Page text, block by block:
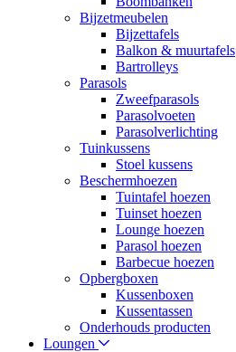
Bijzetmeubelen
Bijzettafels
Balkon & muurtafels
Bartrolleys
Parasols
Zweefparasols
Parasolvoeten
Parasolverlichting
Tuinkussens
Stoel kussens
Beschermhoezen
Tuintafel hoezen
Tuinset hoezen
Lounge hoezen
Parasol hoezen
Barbecue hoezen
Opbergboxen
Kussenboxen
Kussentassen
Onderhouds producten
Loungen